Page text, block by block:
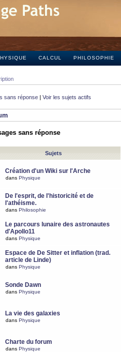
CALCUL PHILOSOPHIE
sans réponse | Voir les sujets actifs
sans réponse
Sujets
Création d'un Wiki sur l'Arche
dans Physique
De l'esprit, de l'historicité et de
l'athéisme.
dans Philosophie
Le parcours lunaire des astronautes
d'Apollo11
dans Physique
Espace de De Sitter et inflation (trad.
article de Linde)
dans Physique
Sonde Dawn
dans Physique
La vie des galaxies
dans Physique
Charte du forum
dans Physique